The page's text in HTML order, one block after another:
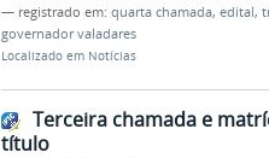
— registrado em: quarta chamada, edital,
governador valadares
Localizado em Notícias
Terceira chamada e
título